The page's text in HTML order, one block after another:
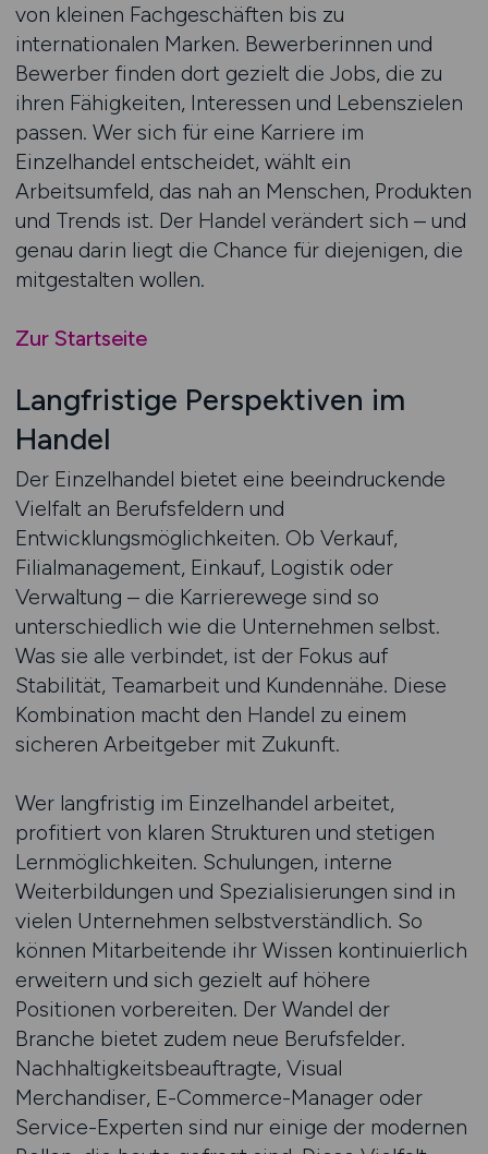
von kleinen Fachgeschäften bis zu
internationalen Marken. Bewerberinnen und
Bewerber finden dort gezielt die Jobs, die zu
ihren Fähigkeiten, Interessen und Lebenszielen
passen. Wer sich für eine Karriere im
Einzelhandel entscheidet, wählt ein
Arbeitsumfeld, das nah an Menschen, Produkten
und Trends ist. Der Handel verändert sich – und
genau darin liegt die Chance für diejenigen, die
mitgestalten wollen.
Zur Startseite
Langfristige Perspektiven im
Handel
Der Einzelhandel bietet eine beeindruckende
Vielfalt an Berufsfeldern und
Entwicklungsmöglichkeiten. Ob Verkauf,
Filialmanagement, Einkauf, Logistik oder
Verwaltung – die Karrierewege sind so
unterschiedlich wie die Unternehmen selbst.
Was sie alle verbindet, ist der Fokus auf
Stabilität, Teamarbeit und Kundennähe. Diese
Kombination macht den Handel zu einem
sicheren Arbeitgeber mit Zukunft.
Wer langfristig im Einzelhandel arbeitet,
profitiert von klaren Strukturen und stetigen
Lernmöglichkeiten. Schulungen, interne
Weiterbildungen und Spezialisierungen sind in
vielen Unternehmen selbstverständlich. So
können Mitarbeitende ihr Wissen kontinuierlich
erweitern und sich gezielt auf höhere
Positionen vorbereiten. Der Wandel der
Branche bietet zudem neue Berufsfelder.
Nachhaltigkeitsbeauftragte, Visual
Merchandiser, E-Commerce-Manager oder
Service-Experten sind nur einige der modernen